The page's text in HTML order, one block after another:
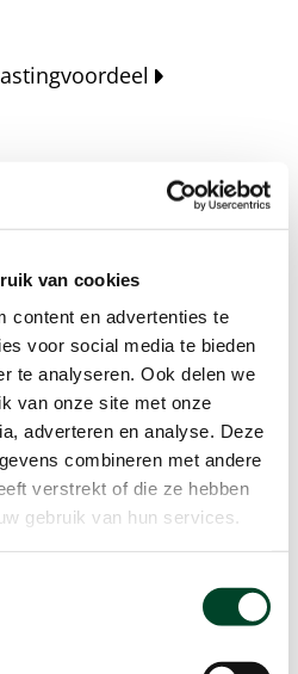
van cookies
content en advertenties te
voor social media te bieden
te analyseren. Ook delen we
van onze site met onze
adverteren en analyse. Deze
combineren met andere
verstrekt of die ze hebben
gebruik van hun services.
laatste nieuws, verhalen,
rondom Kansfonds